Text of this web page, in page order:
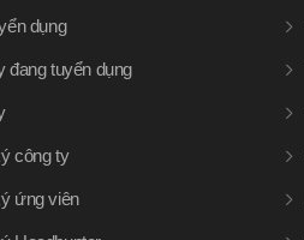
dụng
đang tuyển dụng
công ty
ứng viên